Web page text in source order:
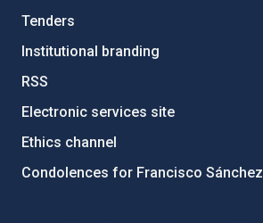
Tenders
Institutional branding
RSS
Electronic services site
Ethics channel
Condolences for Francisco Sánchez